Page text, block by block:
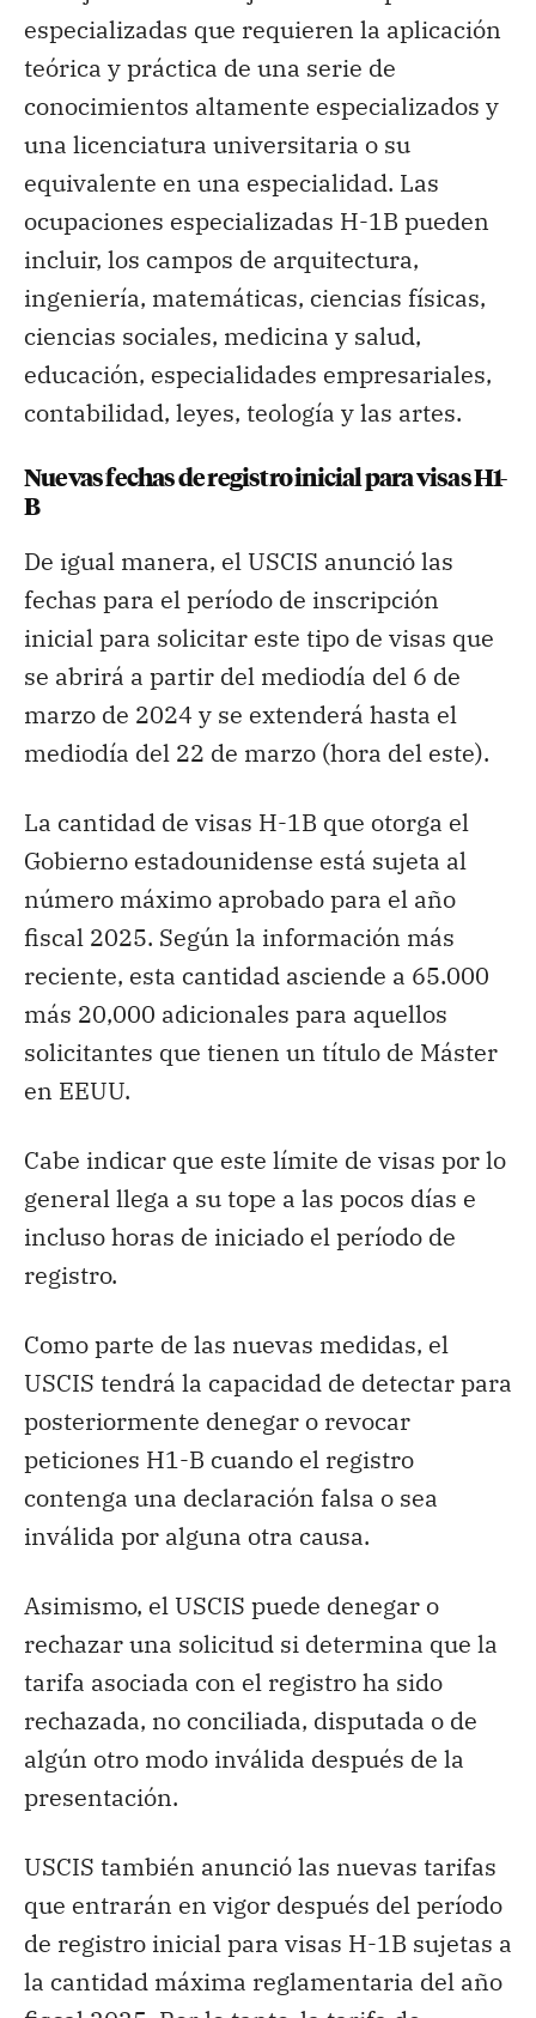
especializadas que requieren la aplicación
teórica y práctica de una serie de
conocimientos altamente especializados y
una licenciatura universitaria o su
equivalente en una especialidad. Las
ocupaciones especializadas H-1B pueden
incluir, los campos de arquitectura,
ingeniería, matemáticas, ciencias físicas,
ciencias sociales, medicina y salud,
educación, especialidades empresariales,
contabilidad, leyes, teología y las artes.
Nuevas fechas de registro inicial para visas H1-
B
De igual manera, el USCIS anunció las
fechas para el período de inscripción
inicial para solicitar este tipo de visas que
se abrirá a partir del mediodía del 6 de
marzo de 2024 y se extenderá hasta el
mediodía del 22 de marzo (hora del este).
La cantidad de visas H-1B que otorga el
Gobierno estadounidense está sujeta al
número máximo aprobado para el año
fiscal 2025. Según la información más
reciente, esta cantidad asciende a 65.000
más 20,000 adicionales para aquellos
solicitantes que tienen un título de Máster
en EEUU.
Cabe indicar que este límite de visas por lo
general llega a su tope a las pocos días e
incluso horas de iniciado el período de
registro.
Como parte de las nuevas medidas, el
USCIS tendrá la capacidad de detectar para
posteriormente denegar o revocar
peticiones H1-B cuando el registro
contenga una declaración falsa o sea
inválida por alguna otra causa.
Asimismo, el USCIS puede denegar o
rechazar una solicitud si determina que la
tarifa asociada con el registro ha sido
rechazada, no conciliada, disputada o de
algún otro modo inválida después de la
presentación.
USCIS también anunció las nuevas tarifas
que entrarán en vigor después del período
de registro inicial para visas H-1B sujetas a
la cantidad máxima reglamentaria del año